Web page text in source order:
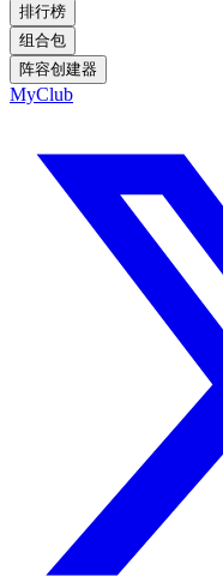
排行榜
组合包
阵容创建器
MyClub